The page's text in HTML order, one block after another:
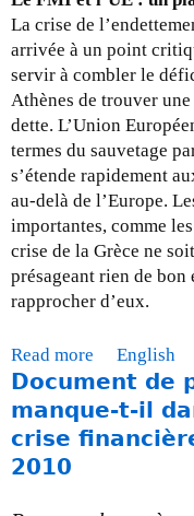
v
e
r
,
2
0
1
2
M
i
s
e
a
j
o
u
r
-
3
i
n
2
La crise de
arrivée à un point
servir à combler le
Athènes de trouver
dette. L’Union
termes du sauvetage
s’étende rapidement
au-delà de l’Europe.
importantes, comme
crise de la Grèce ne
présageant rien de bon
rapprocher d’eux.
Read more
b
o
u
English
Document de
manque-t-il
crise
2010